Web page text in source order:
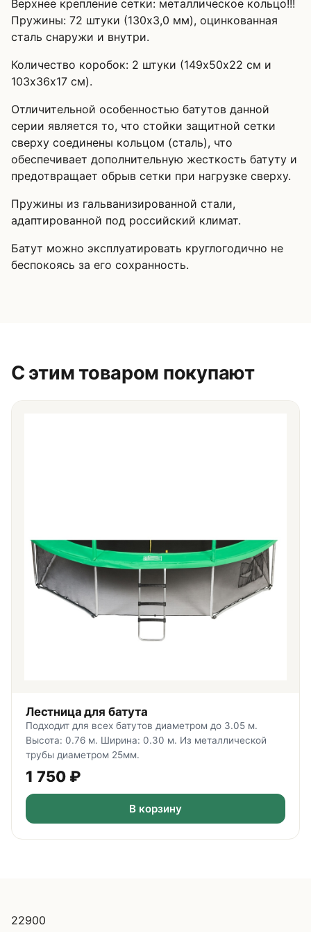
Верхнее крепление сетки: металлическое кольцо!!!
Пружины: 72 штуки (130х3,0 мм), оцинкованная
сталь снаружи и внутри.
Количество коробок: 2 штуки (149х50х22 см и
103х36х17 см).
Отличительной особенностью батутов данной
серии является то, что стойки защитной сетки
сверху соединены кольцом (сталь), что
обеспечивает дополнительную жесткость батуту и
предотвращает обрыв сетки при нагрузке сверху.
Пружины из гальванизированной стали,
адаптированной под российский климат.
Батут можно эксплуатировать круглогодично не
беспокоясь за его сохранность.
С этим товаром покупают
Лестница для батута
Подходит для всех батутов диаметром до 3.05 м.
Высота: 0.76 м. Ширина: 0.30 м. Из металлической
трубы диаметром 25мм.
1 750 ₽
В корзину
22900